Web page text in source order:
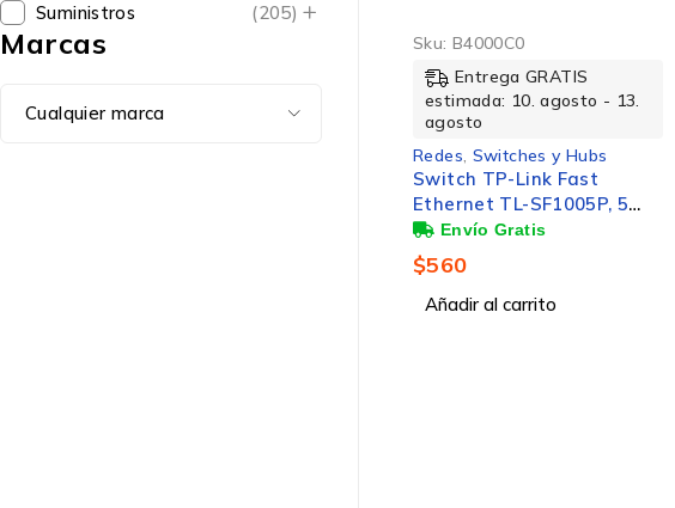
Suministros
(205)
Marcas Sku: B4000C0
Entrega GRATIS
estimada: 10. agosto - 13.
agosto
Redes Switches y Hubs
Switch TP-Link Fast
Ethernet TL-SF1005P, 5
Puertos 10/100Mbps (4x
PoE), 1 Gbit/s, 2000
Entradas - No
Administrable
$560
Añadir al carrito